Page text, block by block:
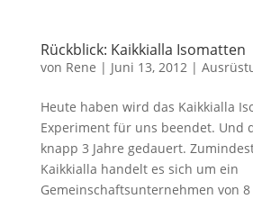
Rückblick: Kaikkialla Isomatten
von Rene | Juni 13, 2012|
Heute haben wird das Kaikkialla
Experiment für uns beendet. Und
knapp 3 Jahre gedauert.
Kaikkialla handelt es sich um ein
Gemeinschaftsunternehmen von